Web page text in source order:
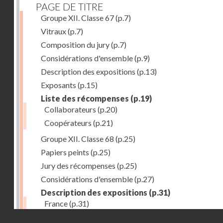
PAGE DE TITRE
Groupe XII. Classe 67(p.7)
Vitraux(p.7)
Composition du jury(p.7)
Considérations d'ensemble(p.9)
Description des expositions (p.13)
Exposants (p.15)
Liste des récompenses (p.19)
Collaborateurs (p.20)
Coopérateurs (p.21)
Groupe XII. Classe 68 (p.25)
Papiers peints (p.25)
Jury des récompenses (p.25)
Considérations d'ensemble(p.27)
Description des expositions (p.31)
France(p.31)